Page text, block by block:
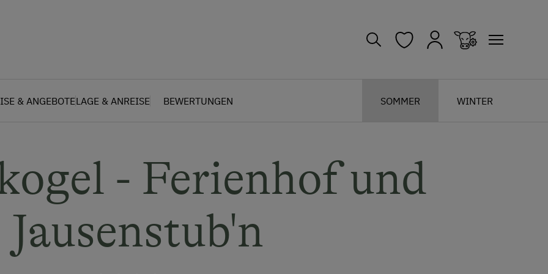
& ANGEBOTELAGE & ANREISE BEWERTUNGEN SOMMER WINTER
- Ferienhof und
Jausenstub'n